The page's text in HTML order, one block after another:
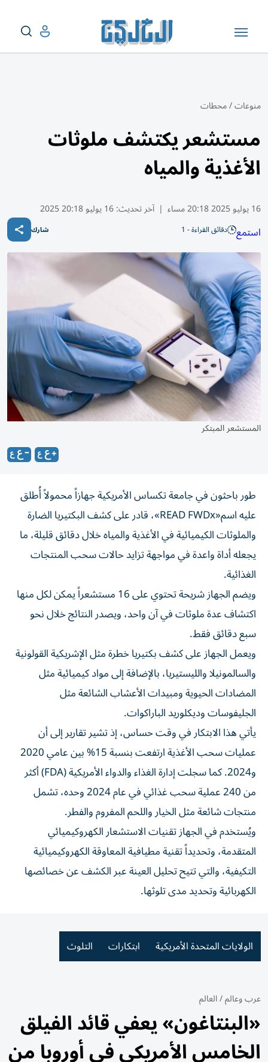
منوعات/محطات
مستشعر يكتشف ملوثات
الأغذية والمياه
16 يوليو 2025 20:18 مساء | آخر تحديث:16 يوليو 20:18 2025
استمع دقائق القراءة - 1 شارك
المستشعر المبتكر
طور باحثون في جامعة تكساس الأمريكية جهازاً محمولاً أُطلق
عليه اسم«READ FWDx»، قادر على كشف البكتيريا الضارة
والملوثات الكيميائية في الأغذية والمياه خلال دقائق قليلة، ما
يجعله أداة واعدة في مواجهة تزايد حالات سحب المنتجات
الغذائية.
ويضم الجهاز شريحة تحتوي على 16 مستشعراً يمكن لكل منها
اكتشاف عدة ملوثات في آن واحد، ويصدر النتائج خلال نحو
سبع دقائق فقط.
ويعمل الجهاز على كشف بكتيريا خطرة مثل الإشريكية القولونية
والسالمونيلا والليستيريا، بالإضافة إلى مواد كيميائية مثل
المضادات الحيوية ومبيدات الأعشاب الشائعة مثل
الجليفوسات وديكلوريد الباراكوات.
يأتي هذا الابتكار في وقت حساس، إذ تشير تقارير إلى أن
عمليات سحب الأغذية ارتفعت بنسبة 15% بين عامي 2020
و2024. كما سجلت إدارة الغذاء والدواء الأمريكية (FDA) أكثر
من 240 عملية سحب غذائي في عام 2024 وحده، تشمل
منتجات شائعة مثل الخيار واللحم المفروم والفطر.
ويُستخدم في الجهاز تقنيات الاستشعار الكهروكيميائي
المتقدمة، وتحديداً تقنية مطيافية المعاوقة الكهروكيميائية
التكيفية، والتي تتيح تحليل العينة عبر الكشف عن خصائصها
الكهربائية وتحديد مدى تلوثها.
الولايات المتحدة الأمريكية ابتكارات التلوث
عرب وعالم/العالم
«البنتاغون» يعفي قائد الفيلق
الخامس الأمريكي في أوروبا من